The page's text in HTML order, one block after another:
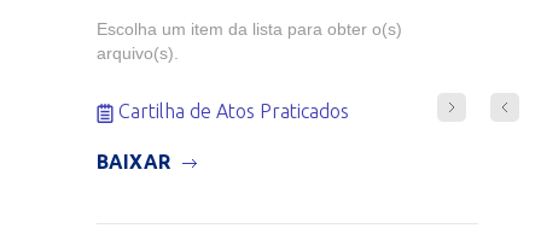
Escolha um item da lista para obter o(s)
arquivo(s).
Cartilha de Atos Praticados
BAIXAR